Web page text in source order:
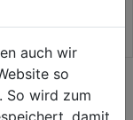
auch wir
so
So wird zum
damit